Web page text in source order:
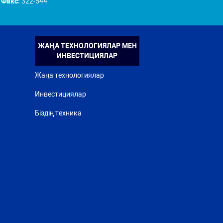
ЖАҢА ТЕХНОЛОГИЯЛАР МЕН
ИНВЕСТИЦИЯЛАР
Жаңа технологиялар
Инвестициялар
Біздің техника